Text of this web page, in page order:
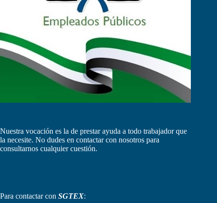
Nuestra vocación es la de prestar ayuda a todo trabajador que
la necesite. No dudes en contactar con nosotros para
consultarnos cualquier cuestión.
Para contactar con SGTEX: